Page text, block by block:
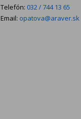
Telefón: 032 / 744 13 65
Email: opatova@araver.sk